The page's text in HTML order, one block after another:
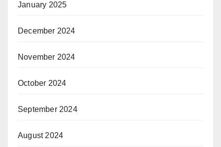
January 2025
December 2024
November 2024
October 2024
September 2024
August 2024